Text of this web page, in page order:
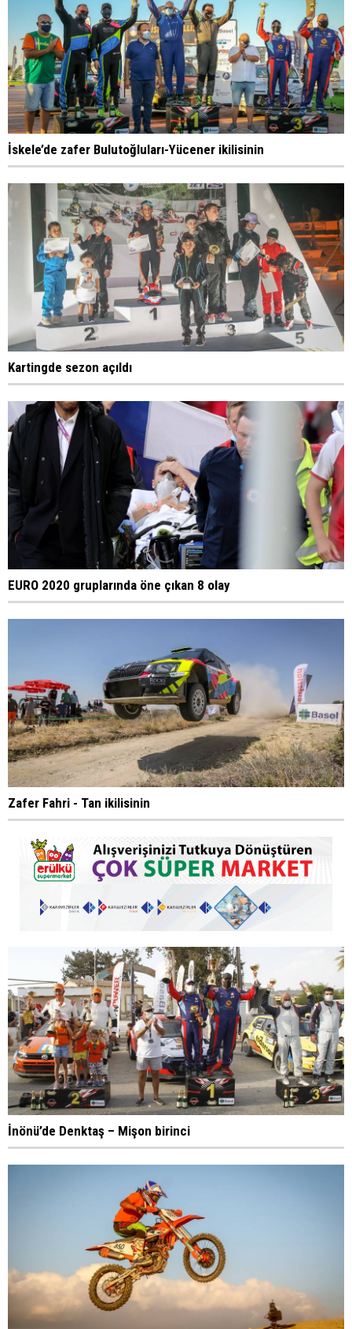
İskele’de zafer Bulutoğluları-Yücener ikilisinin
Kartingde sezon açıldı
EURO 2020 gruplarında öne çıkan 8 olay
Zafer Fahri - Tan ikilisinin
İnönü’de Denktaş – Mişon birinci